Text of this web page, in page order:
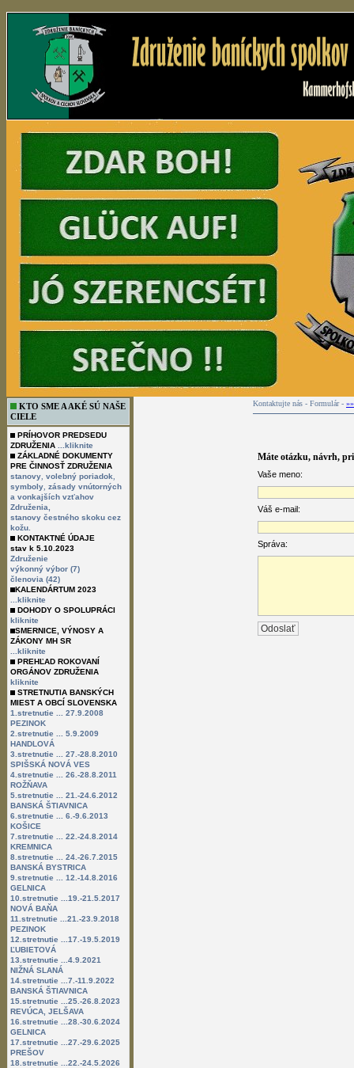
KTO SME A AKÉ SÚ NAŠE
CIELE
PRÍHOVOR PREDSEDU
ZDRUŽENIA
...kliknite
ZÁKLADNÉ DOKUMENTY
PRE ČINNOSŤ ZDRUŽENIA
stanovy volebný poriadok
symboly zásady vnútorných
a vonkajších vzťahov
Združenia,
stanovy čestného skoku cez
kožu.
KONTAKTNÉ ÚDAJE
stav k 5.10.2023
Združenie
výkonný výbor (7)
členovia (42)
KALENDÁRTUM 2023
...kliknite
DOHODY O SPOLUPRÁCI
kliknite
SMERNICE, VÝNOSY A
ZÁKONY MH SR
...kliknite
PREHĽAD ROKOVANÍ
ORGÁNOV ZDRUŽENIA
kliknite
STRETNUTIA BANSKÝCH
MIEST A OBCÍ SLOVENSKA
1.stretnutie ... 27.9.2008
PEZINOK
2.stretnutie ... 5.9.2009
HANDLOVÁ
3.stretnutie ... 27.-28.8.2010
SPIŠSKÁ NOVÁ VES
4.stretnutie ... 26.-28.8.2011
ROŽŇAVA
5.stretnutie ... 21.-24.6.2012
BANSKÁ ŠTIAVNICA
6.stretnutie ... 6.-9.6.2013
KOŠICE
7.stretnutie ... 22.-24.8.2014
KREMNICA
8.stretnutie ... 24.-26.7.2015
BANSKÁ BYSTRICA
9.stretnutie ... 12.-14.8.2016
GELNICA
10.stretnutie ...19.-21.5.2017
NOVÁ BAŇA
11.stretnutie ...21.-23.9.2018
PEZINOK
12.stretnutie ...17.-19.5.2019
ĽUBIETOVÁ
13.stretnutie ...4.9.2021
NIŽNÁ SLANÁ
14.stretnutie ...7.-11.9.2022
BANSKÁ ŠTIAVNICA
15.stretnutie ...25.-26.8.2023
REVÚCA, JELŠAVA
16.stretnutie ...28.-30.6.2024
GELNICA
17.stretnutie ...27.-29.6.2025
PREŠOV
18.stretnutie ...22.-24.5.2026
Kontaktujte nás - Formulár -
Máte otázku, návrh,
Vaše meno:
Váš e-mail:
Správa: